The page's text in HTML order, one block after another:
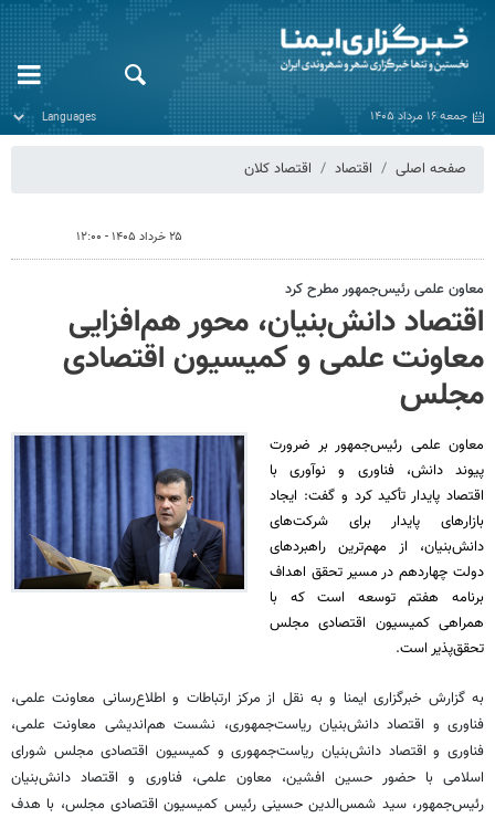
جمعه ۱۶ مرداد ۱۴۰۵
صفحه اصلی اقتصاد اقتصاد کلان
۲۵ خرداد ۱۴۰۵ - ۱۲:۰۰
معاون علمی رئیس‌جمهور مطرح کرد
اقتصاد دانش‌بنیان، محور هم‌افزایی
معاونت علمی و کمیسیون اقتصادی
مجلس
معاون علمی رئیس‌جمهور بر ضرورت
پیوند دانش، فناوری و نوآوری با
اقتصاد پایدار تأکید کرد و گفت: ایجاد
بازارهای پایدار برای شرکت‌های
دانش‌بنیان، از مهم‌ترین راهبردهای
دولت چهاردهم در مسیر تحقق اهداف
برنامه هفتم توسعه است که با
همراهی کمیسیون اقتصادی مجلس
تحقق‌پذیر است.
به گزارش خبرگزاری ایمنا و به نقل از مرکز ارتباطات و اطلاع‌رسانی معاونت علمی،
فناوری و اقتصاد دانش‌بنیان ریاست‌جمهوری، نشست هم‌اندیشی معاونت علمی،
فناوری و اقتصاد دانش‌بنیان ریاست‌جمهوری و کمیسیون اقتصادی مجلس شورای
اسلامی با حضور حسین افشین، معاون علمی، فناوری و اقتصاد دانش‌بنیان
رئیس‌جمهور، سید شمس‌الدین حسینی رئیس کمیسیون اقتصادی مجلس، با هدف